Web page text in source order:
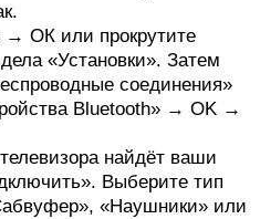
→ ОК или прокрутите
«Установки». Затем
соединения»
Bluetooth» → OK →
найдёт ваши
Выберите тип
«Наушники» или